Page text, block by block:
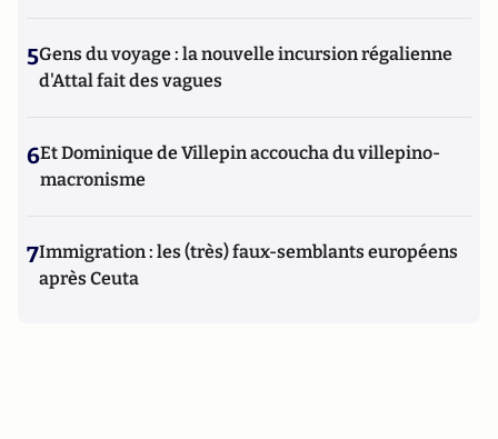
5Gens du voyage : la nouvelle incursion régalienne
d'Attal fait des vagues
6Et Dominique de Villepin accoucha du villepino-
macronisme
7Immigration : les (très) faux-semblants européens
après Ceuta